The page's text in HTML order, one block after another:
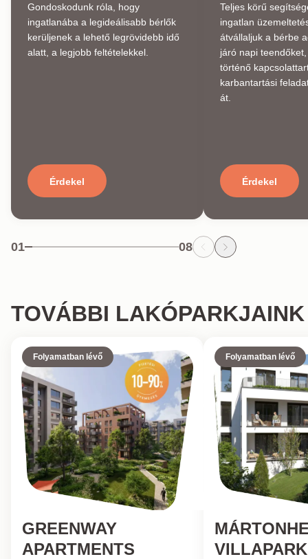
Gondoskodunk róla, hogy
ingatlanába a legideálisabb bérlők
kerüljenek a lehető legrövidebb idő
alatt, a legjobb feltételekkel.
Érdekel
Teljes körű
ingatlan
átvállaljuk a bérbe
járó napi
történő
karbantartási
át.
Érdekel
01 08
TOVÁBBI LAKÓPARKJAINK
Folyamatban lévő
GREENWAY
APARTMENTS
Folyamatban lévő
VILLAPARK